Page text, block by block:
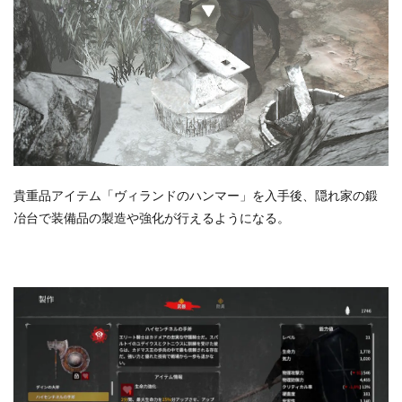
貴重品アイテム「ヴィランドのハンマー」を入手後、隠れ家の鍛
冶台で装備品の製造や強化が行えるようになる。